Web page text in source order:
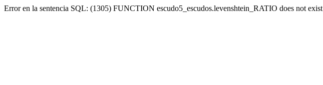
Error en la sentencia SQL: (1305) FUNCTION escudo5_escudos.levenshtein_RATIO does not exist